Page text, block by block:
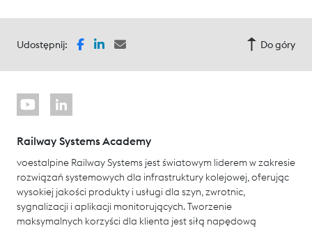
Udostępnij: Do góry
Railway Systems Academy
voestalpine Railway Systems jest światowym liderem w zakresie
rozwiązań systemowych dla infrastruktury kolejowej, oferując
wysokiej jakości produkty i usługi dla szyn, zwrotnic,
sygnalizacji i aplikacji monitorujących. Tworzenie
maksymalnych korzyści dla klienta jest siłą napędową